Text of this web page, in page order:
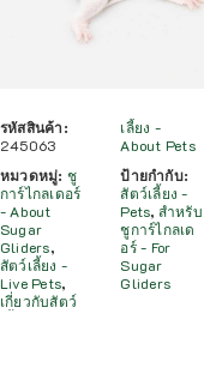
รหัสสินค้า:
245063
หมวดหมู่: ชู
การ์ไกลเดอร์
- About
Sugar
Gliders,
สัตว์เลี้ยง -
Live Pets,
เกี่ยวกับสัตว์
เลี้ยง -
About Pets
ป้ายกำกับ:
สัตว์เลี้ยง -
Pets, สำหรับ
ชูการ์ไกลเด
อร์ - For
Sugar
Gliders